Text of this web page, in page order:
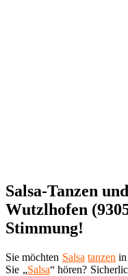
Salsa-Tanzen
Wutzlhofen
Stimmung!
Sie möchten Salsa tanzen in
Sie „Salsa“ hören?